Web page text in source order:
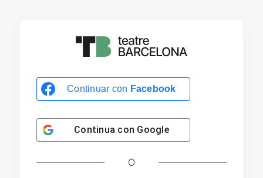
Continuar con Facebook
Continua con Google
O